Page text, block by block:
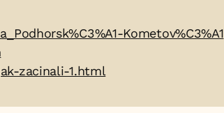
Kometov%C3%A1
zacinali-1.html